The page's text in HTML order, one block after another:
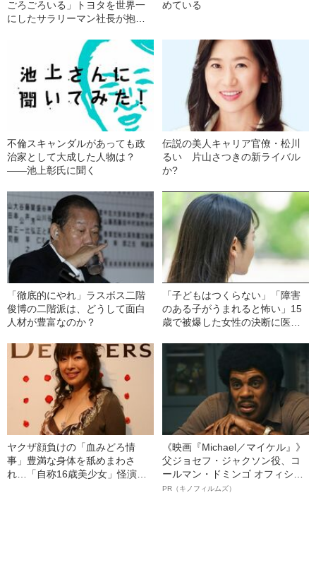
ごろごろいる」トヨタを世界一
にしたサラリーマン社長が抱い
めている
不倫スキャンダルがあっても政
治家として大成した人物は？
――池上彰氏に聞く
伝説の美人キャリア官僚・松川
るい 片山さつきの新ライバル
か?
「徹底的にやれ」ラスボス二階
俊博の二階派は、どうして面白
人材が豊富なのか？
「子どもはつくらない」「障害
のある子がうまれると怖い」15
歳で被爆した女性の決断に医者
者からの衝撃的な一言”
ヤクザ顔負けの「血みどろ情
事」豊満な身体を舐めまわさ
れ…「自称16歳美少女」怪演
《映画『Michael／マイケル』》
父ジョセフ・ジャクソン役、コ
ールマン・ドミンゴ オフィシャ
ルインタビュー“観客を魅了した
PR（キノフィルムズ）